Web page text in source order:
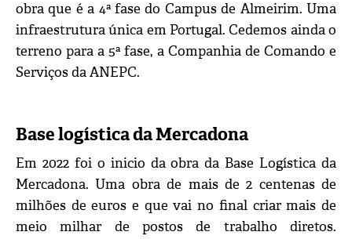
obra que é a 4ª fase do Campus de Almeirim. Uma
infraestrutura única em Portugal. Cedemos ainda o
terreno para a 5ª fase, a Companhia de Comando e
Serviços da ANEPC.
Base logística da Mercadona
Em 2022 foi o inicio da obra da Base Logística da
Mercadona. Uma obra de mais de 2 centenas de
milhões de euros e que vai no final criar mais de
meio milhar de postos de trabalho diretos.